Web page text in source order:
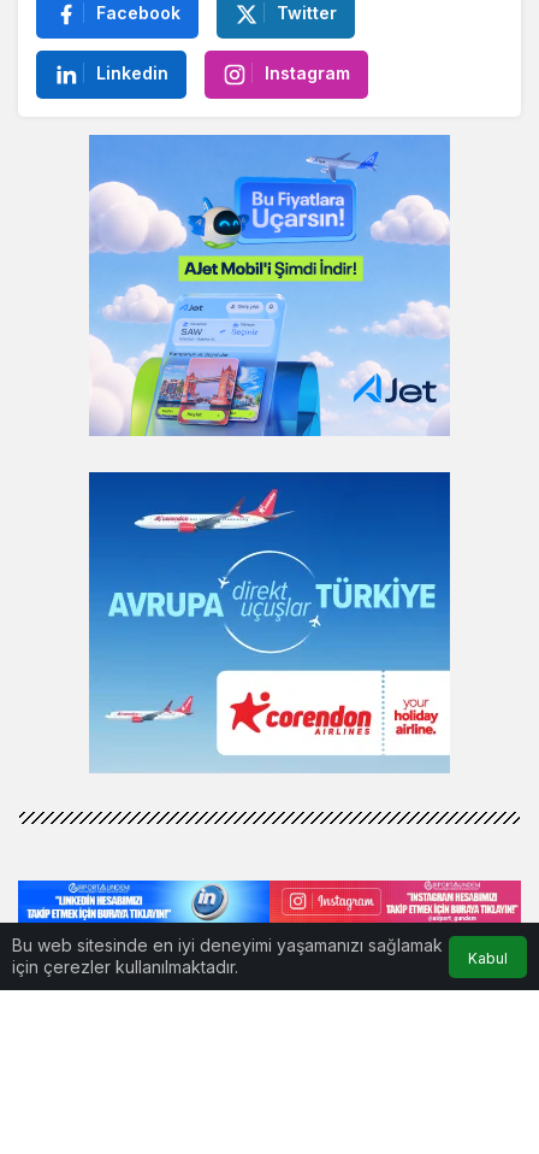
Facebook Twitter
Linkedin Instagram
Bu web sitesinde en iyi deneyimi yaşamanızı sağlamak
için çerezler kullanılmaktadır.
Kabul